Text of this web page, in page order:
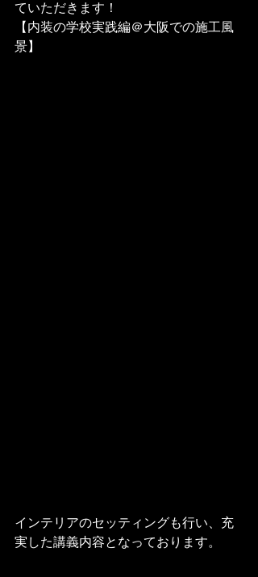
ていただきます！
【内装の学校実践編＠大阪での施工風
景】
インテリアのセッティングも行い、充
実した講義内容となっております。